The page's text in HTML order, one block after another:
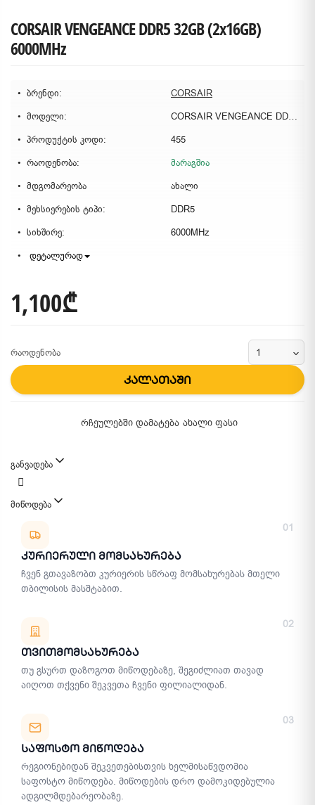
CORSAIR VENGEANCE DDR5 32GB (2x16GB)
6000MHz
ბრენდი:
CORSAIR
მოდელი:
CORSAIR VENGEANCE DDR5 32GB (2x16GB) 6000MHz
პროდუქტის კოდი:
455
რაოდენობა:
მარაგშია
მდგომარეობა
ახალი
მეხსიერების ტიპი:
DDR5
სიხშირე:
6000MHz
დეტალურად
1,100₾
რაოდენობა
კალათაში
რჩეულებში დამატება ახალი ფასი
განვადება
მიწოდება
01
Კურიერული Მომსახურება
ჩვენ გთავაზობთ კურიერის სწრაფ მომსახურებას მთელი
თბილისის მასშტაბით.
02
Თვითმომსახურება
თუ გსურთ დაზოგოთ მიწოდებაზე, შეგიძლიათ თავად
აიღოთ თქვენი შეკვეთა ჩვენი ფილიალიდან.
03
Საფოსტო Მიწოდება
რეგიონებიდან შეკვეთებისთვის ხელმისაწვდომია
საფოსტო მიწოდება. მიწოდების დრო დამოკიდებულია
ადგილმდებარეობაზე.